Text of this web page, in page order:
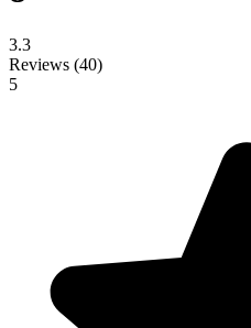
3.3
Reviews (40)
5